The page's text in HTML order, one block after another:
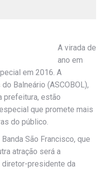
A virada de
ano em
em 2016. A
Balneário (ASCOBOL),
prefeitura, estão
que promete mais
do público.
São Francisco, que
atração será a
diretor-presidente da